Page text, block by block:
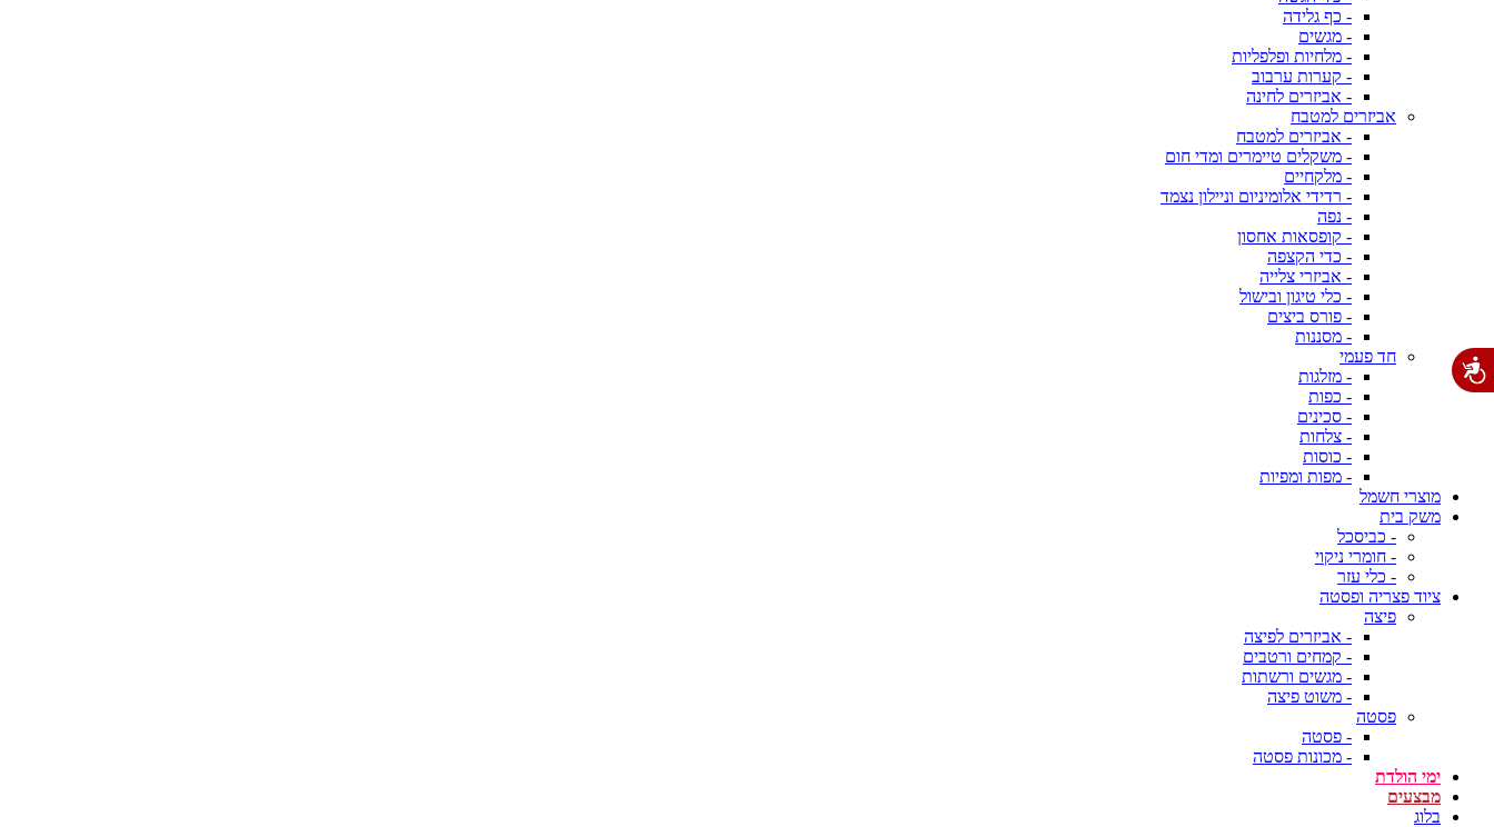
- כף גלידה
- מגשים
- מלחיות ופלפליות
- קערות ערבוב
- אביזרים לחינה
אביזרים למטבח
- אביזרים למטבח
- משקלים טיימרים ומדי חום
- מלקחיים
- רדידי אלומיניום וניילון נצמד
- נפה
- קופסאות אחסון
- כדי הקצפה
- אביזרי צלייה
- כלי טיגון ובישול
- פורס ביצים
- מסננות
חד פעמי
- מזלגות
- כפות
- סכינים
- צלחות
- כוסות
- מפות ומפיות
מוצרי חשמל
משק בית
- כביסכל
- חומרי ניקוי
- כלי עזר
ציוד פצריה ופסטה
פיצה
- אביזרים לפיצה
- קמחים ורטבים
- מגשים ורשתות
- משוט פיצה
פסטה
- פסטה
- מכונות פסטה
ימי הולדת
מבצעים
בלוג